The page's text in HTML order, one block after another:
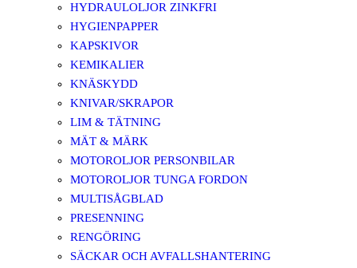
HYDRAULOLJOR ZINKFRI
HYGIENPAPPER
KAPSKIVOR
KEMIKALIER
KNÄSKYDD
KNIVAR/SKRAPOR
LIM & TÄTNING
MÄT & MÄRK
MOTOROLJOR PERSONBILAR
MOTOROLJOR TUNGA FORDON
MULTISÅGBLAD
PRESENNING
RENGÖRING
SÄCKAR OCH AVFALLSHANTERING